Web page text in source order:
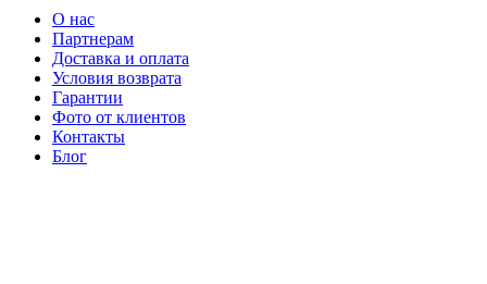
О нас
Партнерам
Доставка и оплата
Условия возврата
Гарантии
Фото от клиентов
Контакты
Блог